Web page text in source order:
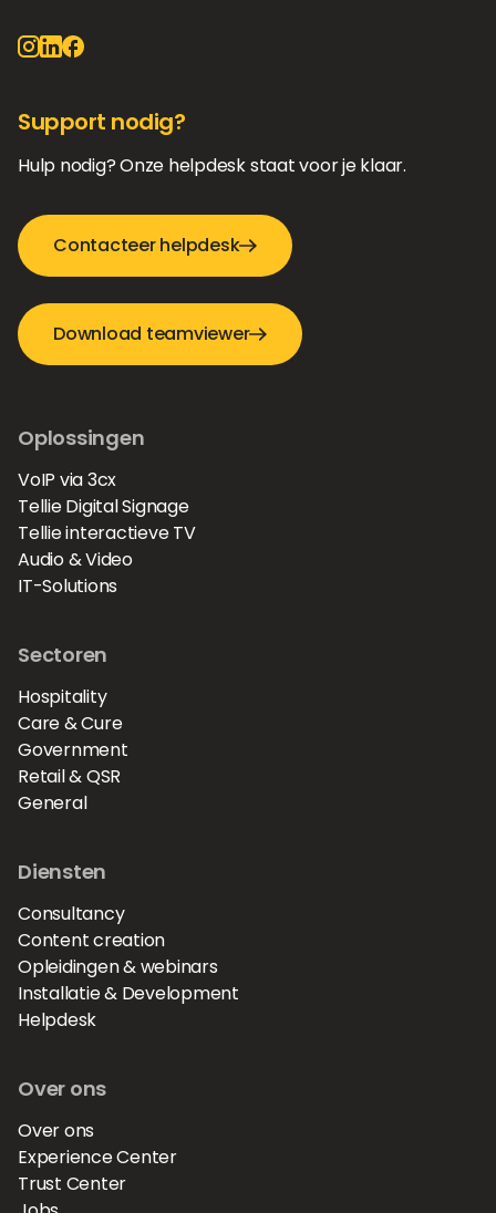
Support nodig?
Hulp nodig? Onze helpdesk staat voor je klaar.
Contacteer helpdesk
Download teamviewer
Oplossingen
VoIP via 3cx
Tellie Digital Signage
Tellie interactieve TV
Audio & Video
IT-Solutions
Sectoren
Hospitality
Care & Cure
Government
Retail & QSR
General
Diensten
Consultancy
Content creation
Opleidingen & webinars
Installatie & Development
Helpdesk
Over ons
Over ons
Experience Center
Trust Center